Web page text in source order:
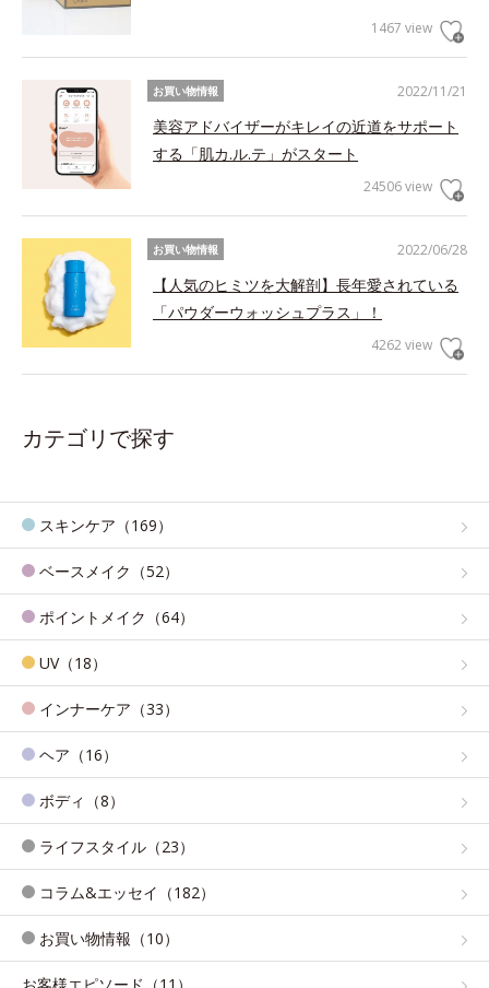
1467 view
2022/11/21
お買い物情報
美容アドバイザーがキレイの近道をサポート
する「肌カ.ル.テ」がスタート
24506 view
2022/06/28
お買い物情報
【人気のヒミツを大解剖】長年愛されている
「パウダーウォッシュプラス」！
4262 view
カテゴリで探す
スキンケア（169）
ベースメイク（52）
ポイントメイク（64）
UV（18）
インナーケア（33）
ヘア（16）
ボディ（8）
ライフスタイル（23）
コラム&エッセイ（182）
お買い物情報（10）